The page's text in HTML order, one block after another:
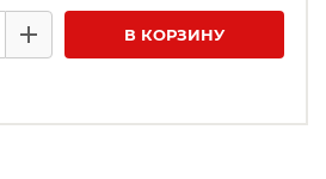
Плюс В КОРЗИНУ